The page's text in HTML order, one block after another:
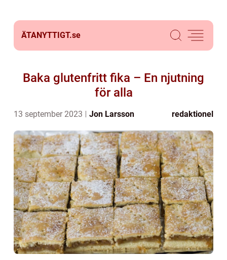
ÄTANYTTIGT.se
Baka glutenfritt fika – En njutning
för alla
13 september 2023 Jon Larsson redaktionel